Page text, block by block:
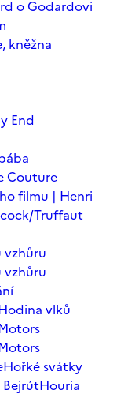
o Godardovi
kněžna
End
Couture
filmu | Henri
Truffaut
vzhůru
vzhůru
vlků
Hořké svátky
Houria